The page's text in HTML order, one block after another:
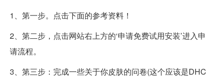
1、第一步。点击下面的参考资料！
2、第二步，点击网站右上方的‘申请免费试用安装’进入申
请流程。
3、第三步：完成一些关于你皮肤的问卷(这个应该是DHC